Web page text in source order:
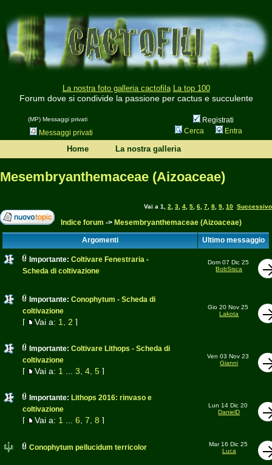
La nostra foto galleria cactofila La top 100
Forum dove si condivide la passione per cactus e succulente
(MP) Messaggi privati
Registrati
Messaggi privati
Cerca Entra
Home La nostra galleria
Mesembryanthemaceae (Aizoaceae)
Vai a 1 2 3 4 5 6 7 8 9 10 Successivo
Indice forum -> Mesembryanthemaceae (Aizoaceae)
Argomenti Ultimo messaggio
Importante: Coltivare Fenestraria -
Scheda di coltivazione
Dom 07 Dic 25
BobSisca
Importante: Conophytum - Scheda di
coltivazione
[ Vai a: 1 2 ]
Gio 20 Nov 25
Lakota
Importante: Coltivare Lithops - Scheda di
coltivazione
[ Vai a: 1 3 4, 5]
Ven 03 Nov 23
Gianni
Importante: Lithops 2016: rinvaso e
coltivazione
[ Vai a: 1 6 7 8 ]
Lun 14 Dic 20
DanielD
Conophytum pellucidum terricolor
Mar 16 Dic 25
Luca